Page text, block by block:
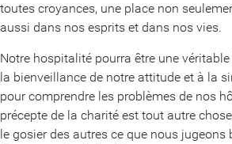
toutes croyances, une place non
aussi dans nos esprits et dans nos vies.
Notre hospitalité pourra être une
la bienveillance de notre attitude et à la
pour comprendre les problèmes de nos
précepte de la charité est tout autre
le gosier des autres ce que nous jugeons